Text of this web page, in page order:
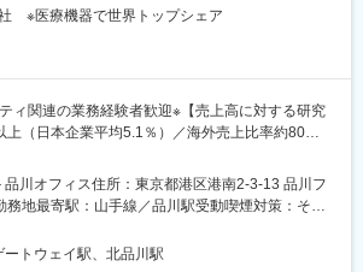
報検索の効率化の実現を目指しています。
イアンス強化のため、モニタリング範囲を拡大す
ます。
付3名）
3名
プ 3名
※医療機器で世界トップシェア
ィ関連の業務経験者歓迎※【売上高に対する研究
上（日本企業平均5.1％）／海外売上比率約80％
外のサステナビリティ開示基準や関連制度への対
ます。今後、温室効果ガス排出量、人的資本、ガ
・機会などに関する情報開示の重要性が一層高
品川オフィス住所：東京都港区港南2-3-13 品川フ
務地最寄駅：山手線／品川駅受動喫煙対策：その
禁煙【施設／ビル内に喫煙ルームあり】）変更の
る事業所（リモートワーク含む）
トウェイ駅、北品川駅